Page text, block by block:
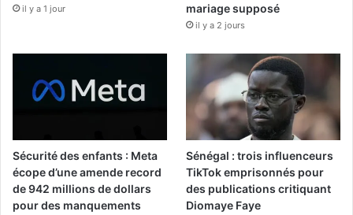
il y a 1 jour
mariage supposé
il y a 2 jours
Sécurité des enfants : Meta
écope d’une amende record
de 942 millions de dollars
pour des manquements
Sénégal : trois influenceurs
TikTok emprisonnés pour
des publications critiquant
Diomaye Faye